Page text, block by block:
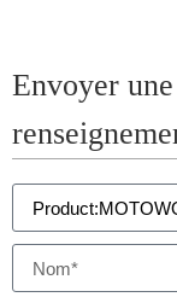
Envoyer